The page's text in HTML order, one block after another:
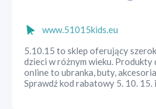
www.51015kids.eu
5.10.15 to sklep oferujący
dzieci w różnym wieku. Produkty
online to ubranka, buty,
Sprawdź kod rabatowy 5. 10.